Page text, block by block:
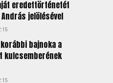
eredettörténetét
jelölésével
bajnoka a
kulcsemberének